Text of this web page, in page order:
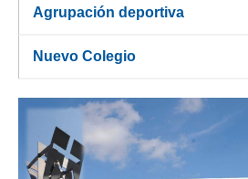
Agrupación deportiva
Nuevo Colegio